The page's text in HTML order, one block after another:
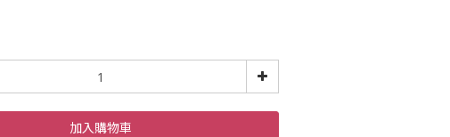
加入購物車